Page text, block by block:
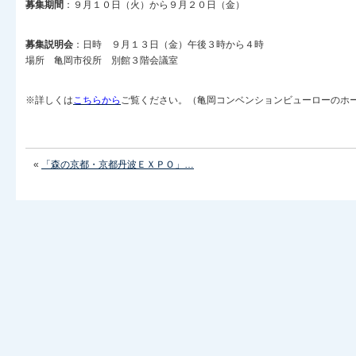
募集期間 ：９月１０日（火）から９月２０日（金）
募集説明会 ：日時 ９月１３日（金）午後３時から４時
場所 亀岡市役所 別館３階会議室
※詳しくはこちらから ご覧ください。（亀岡コンベンションビューローのホ
« 「森の京都・京都丹波ＥＸＰＯ」…